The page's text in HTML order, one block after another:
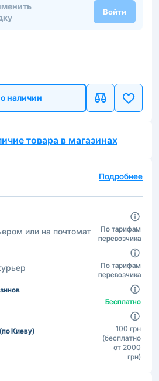
Войти
наличии
товара в магазинах
Подробнее
или на почтомат
По тарифам
перевозчика
По тарифам
перевозчика
Бесплатно
Киеву)
100 грн
(бесплатно
от 2000
грн)